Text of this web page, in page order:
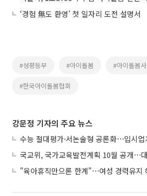
‘경험 無도 환영’ 첫 일자리 도전 설명서
#성평등부 #아이돌봄 #아이돌봄사
#한국아이돌봄협회
강문정 기자의 주요 뉴스